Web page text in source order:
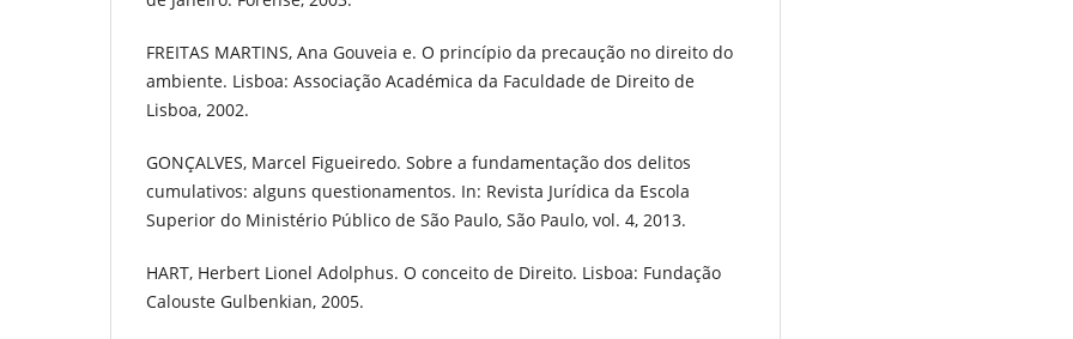
FREITAS MARTINS, Ana Gouveia e. O princípio da precaução no direito do
ambiente. Lisboa: Associação Académica da Faculdade de Direito de
Lisboa, 2002.
GONÇALVES, Marcel Figueiredo. Sobre a fundamentação dos delitos
cumulativos: alguns questionamentos. In: Revista Jurídica da Escola
Superior do Ministério Público de São Paulo, São Paulo, vol. 4, 2013.
HART, Herbert Lionel Adolphus. O conceito de Direito. Lisboa: Fundação
Calouste Gulbenkian, 2005.